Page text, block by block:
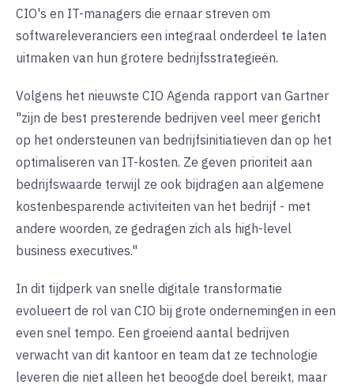
CIO's en IT-managers die ernaar streven om
softwareleveranciers een integraal onderdeel te laten
uitmaken van hun grotere bedrijfsstrategieën.
Volgens het nieuwste CIO Agenda rapport van Gartner
"zijn de best presterende bedrijven veel meer gericht
op het ondersteunen van bedrijfsinitiatieven dan op het
optimaliseren van IT-kosten. Ze geven prioriteit aan
bedrijfswaarde terwijl ze ook bijdragen aan algemene
kostenbesparende activiteiten van het bedrijf - met
andere woorden, ze gedragen zich als high-level
business executives."
In dit tijdperk van snelle digitale transformatie
evolueert de rol van CIO bij grote ondernemingen in een
even snel tempo. Een groeiend aantal bedrijven
verwacht van dit kantoor en team dat ze technologie
leveren die niet alleen het beoogde doel bereikt, maar